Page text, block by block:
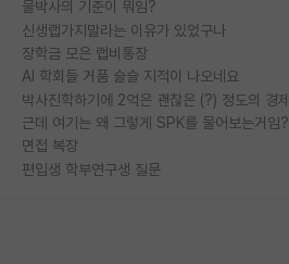
물박사의 기준이 뭐임?
신생랩가지말라는 이유가 있었구나
장학금 모은 랩비통장
AI 학회들 거품 슬슬 지적이 나오네요
근데 여기는 왜 그렇게 SPK를 물어보는거임?
면접 복장
편입생 학부연구생 질문